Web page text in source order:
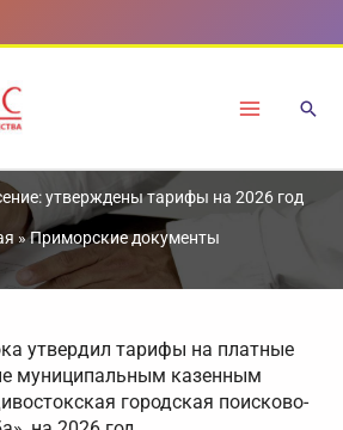
утверждены тарифы на 2026 год
»Приморские документы
утвердил тарифы на платные
муниципальным казенным
городская поисково-